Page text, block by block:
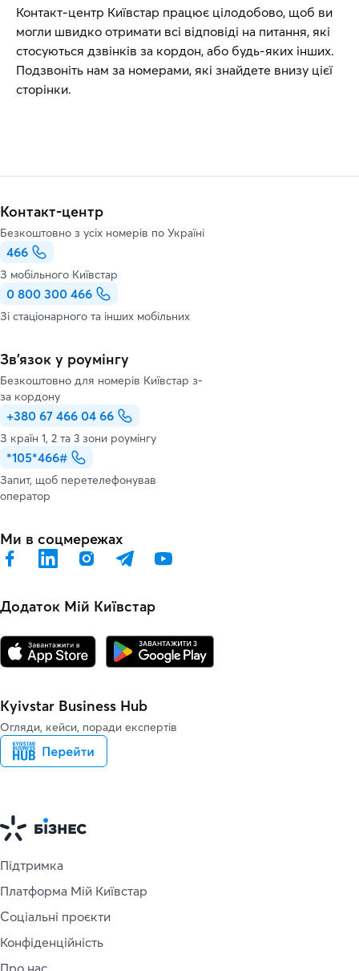
Контакт-центр Київстар працює цілодобово, щоб ви
могли швидко отримати всі відповіді на питання, які
стосуються дзвінків за кордон, або будь-яких інших.
Подзвоніть нам за номерами, які знайдете внизу цієї
сторінки.
Контакт-центр
Безкоштовно з усіх номерів по Україні
466
З мобільного Київстар
0 800 300 466
Зі стаціонарного та інших мобільних
Зв’язок у роумінгу
Безкоштовно для номерів Київстар з-
за кордону
+380 67 466 04 66
З країн 1, 2 та 3 зони роумінгу
*105*466#
Запит, щоб перетелефонував
оператор
Ми в соцмережах
Додаток Мій Київстар
Kyivstar Business Hub
Огляди, кейси, поради експертів
Підтримка
Платформа Мій Київстар
Соціальні проєкти
Конфіденційність
Про нас